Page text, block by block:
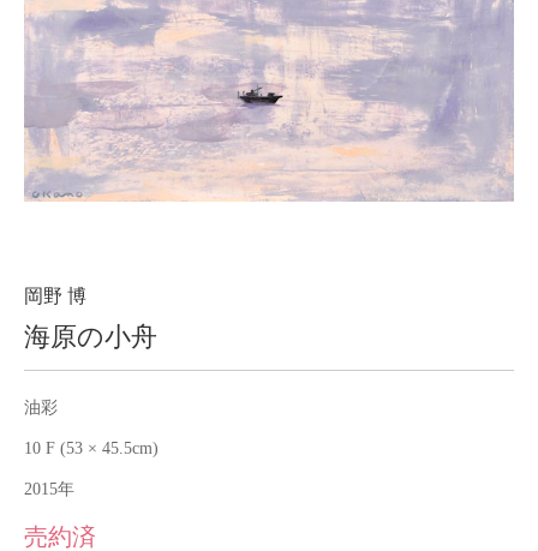
Schedule スケジュール
About 会社案内
Contact
Purchase assessment
岡野 博
海原の小舟
油彩
10 F (53 × 45.5cm)
2015年
売約済